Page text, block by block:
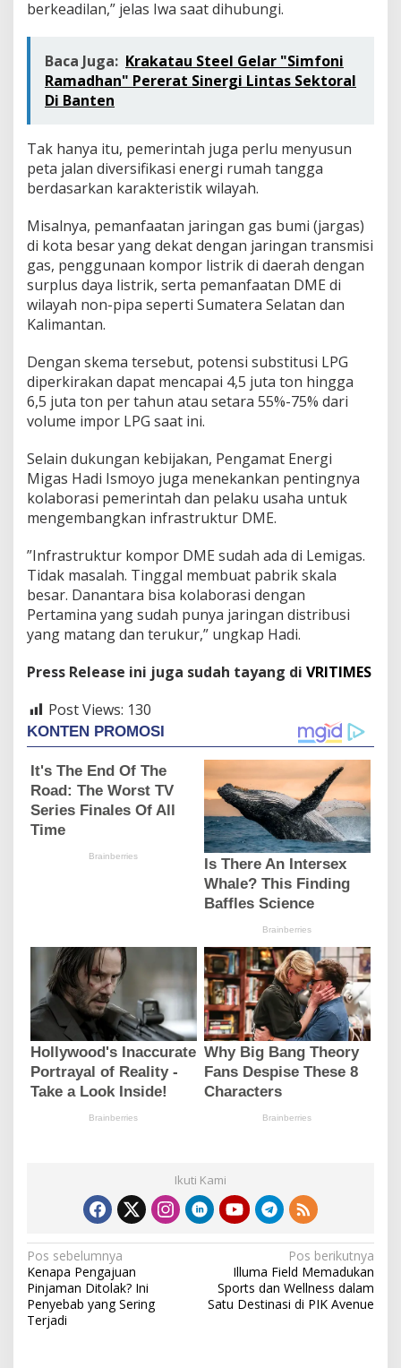
berkeadilan,” jelas Iwa saat dihubungi.
Baca Juga: Krakatau Steel Gelar "Simfoni
Ramadhan" Pererat Sinergi Lintas Sektoral
Di Banten
Tak hanya itu, pemerintah juga perlu menyusun
peta jalan diversifikasi energi rumah tangga
berdasarkan karakteristik wilayah.
Misalnya, pemanfaatan jaringan gas bumi (jargas)
di kota besar yang dekat dengan jaringan transmisi
gas, penggunaan kompor listrik di daerah dengan
surplus daya listrik, serta pemanfaatan DME di
wilayah non-pipa seperti Sumatera Selatan dan
Kalimantan.
Dengan skema tersebut, potensi substitusi LPG
diperkirakan dapat mencapai 4,5 juta ton hingga
6,5 juta ton per tahun atau setara 55%-75% dari
volume impor LPG saat ini.
Selain dukungan kebijakan, Pengamat Energi
Migas Hadi Ismoyo juga menekankan pentingnya
kolaborasi pemerintah dan pelaku usaha untuk
mengembangkan infrastruktur DME.
”Infrastruktur kompor DME sudah ada di Lemigas.
Tidak masalah. Tinggal membuat pabrik skala
besar. Danantara bisa kolaborasi dengan
Pertamina yang sudah punya jaringan distribusi
yang matang dan terukur,” ungkap Hadi.
Press Release ini juga sudah tayang di VRITIMES
Post Views: 130
Ikuti Kami
N
a
v
i
Pos sebelumnya
Kenapa Pengajuan
Pinjaman Ditolak? Ini
Penyebab yang Sering
Terjadi
Pos berikutnya
Illuma Field Memadukan
Sports dan Wellness dalam
Satu Destinasi di PIK Avenue